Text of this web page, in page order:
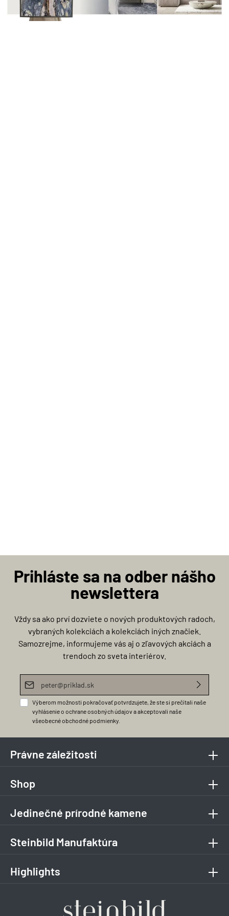
Prihláste sa na odber nášho
newslettera
Vždy sa ako prví dozviete o nových produktových radoch,
vybraných kolekciách a kolekciách iných značiek.
Samozrejme, informujeme vás aj o zľavových akciách a
trendoch zo sveta interiérov.
E-mailová adresa*
Výberom možnosti pokračovať potvrdzujete, že ste si prečítali naše
vyhlásenie o ochrane osobných údajova akceptovali naše
všeobecné obchodné podmienky
Právne záležitosti
Shop
Jedinečné prírodné kamene
Steinbild Manufaktúra
Highlights